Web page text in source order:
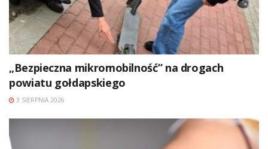
„Bezpieczna mikromobilność” na drogach
powiatu gołdapskiego
3 SIERPNIA 2026